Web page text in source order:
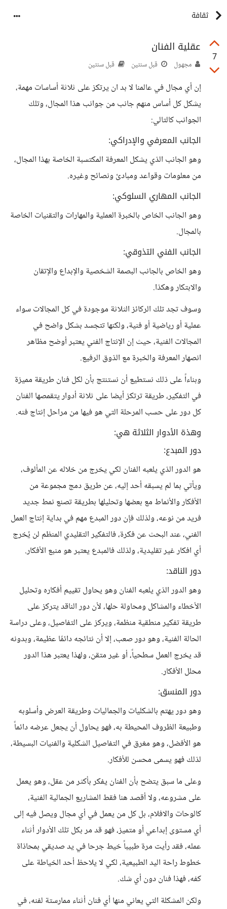
ثقافة
7
عقلية الفنان
مجهول قبل سنتين قبل سنتين
إن أي مجال في عالمنا لا بد ان يرتكز على ثلاثة أساسات مهمة،
يشكل كل أساس منهم جانب من جوانب هذا المجال، وتلك
الجوانب كالتالي:
الجانب المعرفي والإدراكي:
وهو الجانب الذي يشكل المعرفة المكتسبة الخاصة بهذا المجال،
من معلومات وقواعد ومبادئ ونصائح وغيره.
الجانب المهاري السلوكي:
وهو الجانب الخاص بالخبرة العملية والمهارات والتقنيات الخاصة
بالمجال.
الجانب الفني التذوقي:
وهو الخاص بالجانب البصمة الشخصية والإبداع والإتقان
والابتكار وهكذا.
وسوف تجد تلك الركائز الثلاثة موجودة في كل المجالات سواء
عملية أو رياضية أو فنية، ولكنها تتجسد بشكل واضح في
المجالات الفنية، حيث إن الإنتاج الفني يعتبر أوضح مظاهر
انصهار المعرفة والخبرة مع الذوق الرفيع.
وبناءاً على ذلك نستطيع أن نستنتج بأن لكل فنان طريقة مميزة
في التفكير، طريقة ترتكز أيضا على ثلاثة أدوار يتقمصها الفنان
كل دور على حسب المرحلة التي هو فيها من مراحل إنتاج فنه.
وهذة الأدوار الثلاثة هي:
دور المبدع:
هو الدور الذي يلعبه الفنان لكي يخرج من خلاله عن المألوف،
ويأتي بما لم يسبقه أحد إليه، عن طريق دمج مجموعة من
الأفكار والأنماط مع بعضها وتحليلها بطريقة تصنع نمط جديد
فريد من نوعه، ولذلك فإن دور المبدع مهم في بداية إنتاج العمل
الفني، عند البحث عن فكرة، فالتفكير التقليدي المنظم لن يُخرج
أي افكار غير تقليدية، ولذلك فالمبدع يعتبر هو منبع الأفكار.
دور الناقد:
وهو الدور الذي يلعبه الفنان وهو يحاول تقييم أفكاره وتحليل
الأخطاء والمشاكل ومحاولة حلها، لأن دور الناقد يتركز على
طريقة تفكير منطقية منظمة، ويركز على التفاصيل، وعلى دراسة
الحالة الفنية، وهو دور صعب، إلا أن نتائجه دائمًا عظيمة، وبدونه
قد يخرج العمل سطحياً، أو غير متقن، ولهذا يعتبر هذا الدور
محلل الأفكار.
دور المنسق:
وهو دور يهتم بالشكليات والجماليات وطريقة العرض وأسلوبه
وطبيعة الظروف المحيطة به، فهو يحاول أن يجعل عرضه دائماً
هو الأفضل، وهو مغرق في التفاصيل الشكلية والفنيات البسيطة،
لذلك فهو يسمى محسن للأفكار.
وعلى ما سبق يتضح بأن الفنان يفكر بأكثر من عقل، وهو يعمل
على مشروعه، ولا أقصد هنا فقط المشاريع الجمالية الفنية،
كالوحات والافلام، بل كل من يعمل في أي مجال ويصل فيه إلى
أي مستوى إبداعي أو متميز، فهو قد مر بكل تلك الأدوار أثناء
عمله، فقد رأيت مرة طبيباً خيط جرحا في يد صديقي بمحاذاة
خطوط راحة اليد الطبيعية، لكي لا يلاحظ أحد الخياطة على
كفه، فهذا فنان دون أي شك.
ولكن المشكلة التي يعاني منها أي فنان أثناء ممارستة لفنه، في